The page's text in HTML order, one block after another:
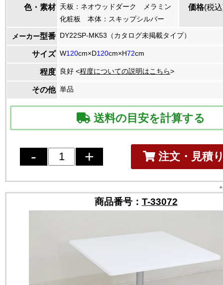
色・素材 天板：ネオウッドダーク メラミン
化粧板 本体：スキップシルバー
価格(税
メーカー型番 DY22SP-MK53（カタログ未掲載タイプ）
サイズ W120cm×D120cm×H72cm
程度 良好 <程度についての説明はこちら>
その他 単品
送料の目安を計算する
注文・見積
商品番号： T-33072